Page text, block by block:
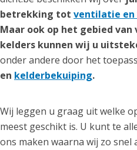
betrekking tot ventilatie
Maar ook op het gebied
kelders kunnen wij u
onder andere door het
en kelderbekuiping.
Wij leggen u graag uit welke
meest geschikt is. U kunt te
ons maken waarna wij zo snel